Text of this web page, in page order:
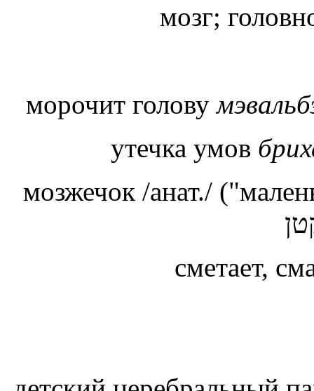
мозг;
морочит голову
утечка умов
мозжечок /анат./
сметает,